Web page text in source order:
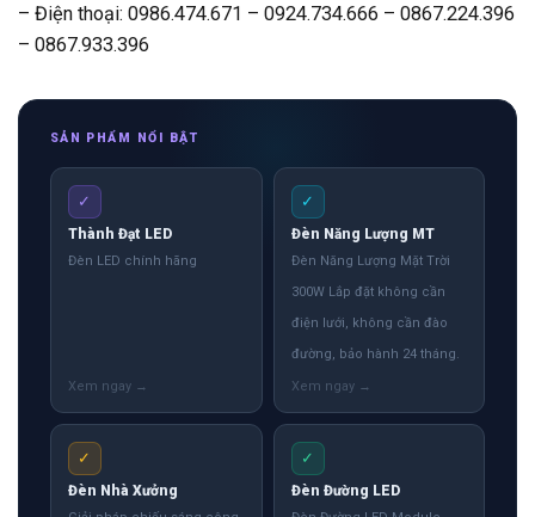
– Điện thoại: 0986.474.671 – 0924.734.666 – 0867.224.396
– 0867.933.396
SẢN PHẨM NỔI BẬT
✓
Thành Đạt LED
Đèn LED chính hãng
✓
Đèn Năng Lượng MT
Đèn Năng Lượng Mặt Trời
300W Lắp đặt không cần
điện lưới, không cần đào
đường, bảo hành 24 tháng.
✓
Đèn Nhà Xưởng
✓
Đèn Đường LED